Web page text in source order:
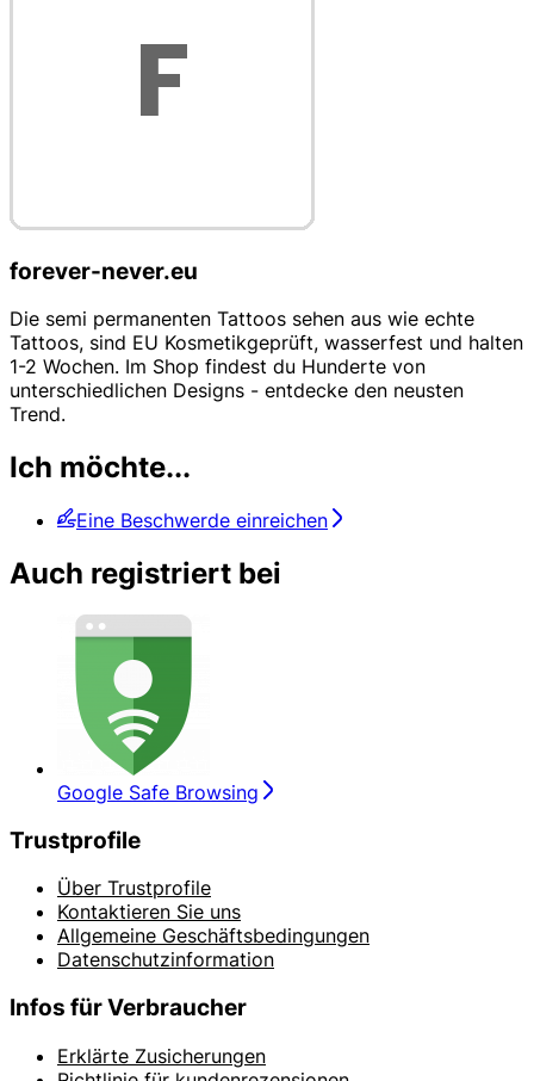
forever-never.eu
Die semi permanenten Tattoos sehen aus wie echte
Tattoos, sind EU Kosmetikgeprüft, wasserfest und halten
1-2 Wochen. Im Shop findest du Hunderte von
unterschiedlichen Designs - entdecke den neusten
Trend.
Ich möchte...
Eine Beschwerde einreichen
Auch registriert bei
Google Safe Browsing
Trustprofile
Über Trustprofile
Kontaktieren Sie uns
Allgemeine Geschäftsbedingungen
Datenschutzinformation
Infos für Verbraucher
Erklärte Zusicherungen